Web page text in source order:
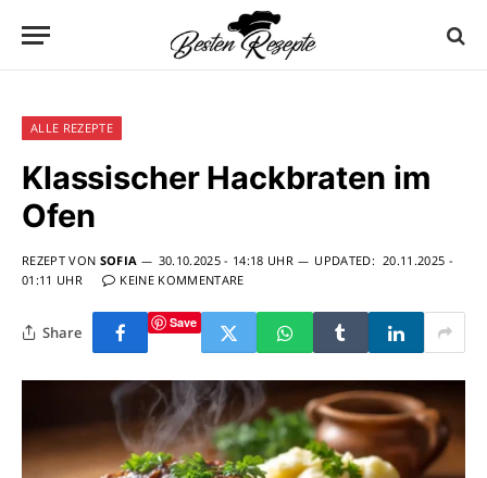
ALLE REZEPTE
Klassischer Hackbraten im
Ofen
REZEPT VON SOFIA 30.10.2025 - 14:18 UHR UPDATED: 20.11.2025 -
01:11 UHR
KEINE KOMMENTARE
Share Save